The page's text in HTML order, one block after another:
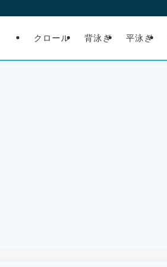
クロール 背泳ぎ 平泳ぎ